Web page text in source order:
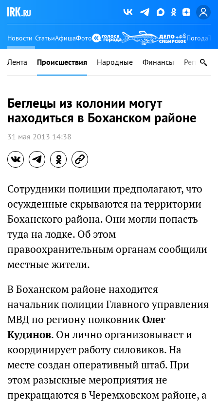
Новости СтатьиАфишаФото Погода
Лента Происшествия Народные Финансы Регионы
Беглецы из колонии могут
находиться в Боханском районе
31 мая 2013 14:38
Сотрудники полиции предполагают, что
осужденные скрываются на территории
Боханского района. Они могли попасть
туда на лодке. Об этом
правоохранительным органам сообщили
местные жители.
В Боханском районе находится
начальник полиции Главного управления
МВД по региону полковникОлег
Кудинов. Он лично организовывает и
координирует работу силовиков. На
месте создан оперативный штаб. При
этом разыскные мероприятия не
прекращаются в Черемховском районе, а